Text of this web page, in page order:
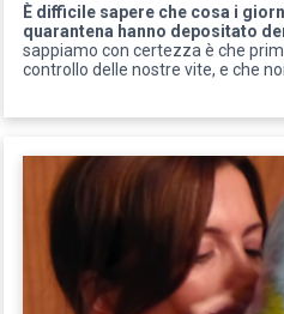
È difficile sapere che cosa i
quarantena hanno depositato
sappiamo con certezza è che
controllo delle nostre vite, e che